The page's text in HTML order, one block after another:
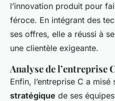
l’innovation produit pour
féroce. En intégrant des
ses offres, elle a réussi à
une clientèle exigeante.
Analyse de l’entreprise
Enfin, l’entreprise C a misé
stratégique de ses